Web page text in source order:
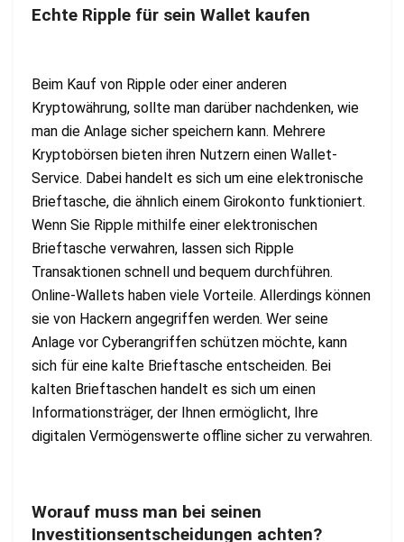
Echte Ripple für sein Wallet kaufen
Beim Kauf von Ripple oder einer anderen
Kryptowährung, sollte man darüber nachdenken, wie
man die Anlage sicher speichern kann. Mehrere
Kryptobörsen bieten ihren Nutzern einen Wallet-
Service. Dabei handelt es sich um eine elektronische
Brieftasche, die ähnlich einem Girokonto funktioniert.
Wenn Sie Ripple mithilfe einer elektronischen
Brieftasche verwahren, lassen sich Ripple
Transaktionen schnell und bequem durchführen.
Online-Wallets haben viele Vorteile. Allerdings können
sie von Hackern angegriffen werden. Wer seine
Anlage vor Cyberangriffen schützen möchte, kann
sich für eine kalte Brieftasche entscheiden. Bei
kalten Brieftaschen handelt es sich um einen
Informationsträger, der Ihnen ermöglicht, Ihre
digitalen Vermögenswerte offline sicher zu verwahren.
Worauf muss man bei seinen
Investitionsentscheidungen achten?